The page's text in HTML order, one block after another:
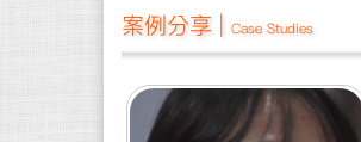
案例分享 | Case Studies